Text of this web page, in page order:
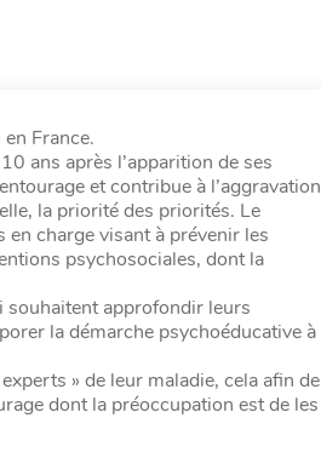
France.
ans après l’apparition de ses
et contribue à l’aggravation
la priorité des priorités. Le
charge visant à prévenir les
psychosociales, dont la
souhaitent approfondir leurs
la démarche psychoéducative à
» de leur maladie, cela afin de
dont la préoccupation est de les